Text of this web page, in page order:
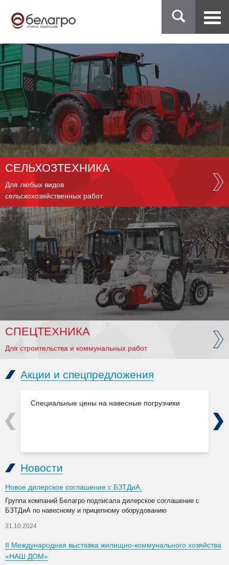
СЕЛЬХОЗТЕХНИКА
Для любых видов
сельскохозяйственных работ
СПЕЦТЕХНИКА
Для строительства и коммунальных работ
Акции и спецпредложения
Специальные цены на навесные погрузчики
Previous Next
Новости
Новое дилерское соглашение с БЗТДиА.
Группа компаний Белагро подписала дилерское соглашение с
БЗТДиА по навесному и прицепному оборудованию
31.10.2024
II Международная выставка жилищно-коммунального хозяйства
«НАШ ДОМ»